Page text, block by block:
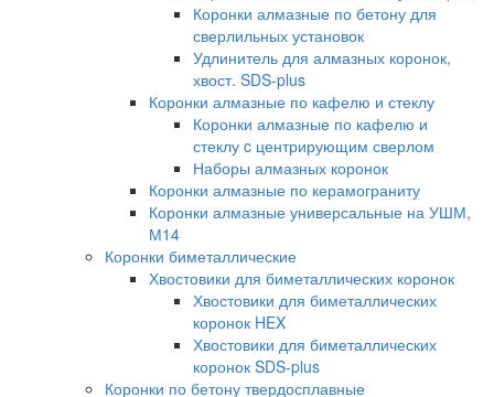
Коронки алмазные по бетону для
сверлильных установок
Удлинитель для алмазных коронок,
хвост. SDS-plus
Коронки алмазные по кафелю и стеклу
Коронки алмазные по кафелю и
стеклу c центрирующим сверлом
Наборы алмазных коронок
Коронки алмазные по керамограниту
Коронки алмазные универсальные на УШМ,
М14
Коронки биметаллические
Хвостовики для биметаллических коронок
Хвостовики для биметаллических
коронок HEX
Хвостовики для биметаллических
коронок SDS-plus
Коронки по бетону твердосплавные